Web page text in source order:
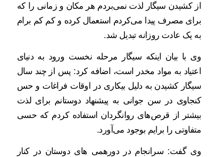
از کشیدن سیگار لذت نمی‌بردم هر مکان و زمانی را که
برای مصرف پیدا می‌کردم استعمال کرده و کم کم برام
به یک عادت روزانه تبدیل شد.
وی با بیان اینکه سیگار مرحله نخست ورود به دنیای
اعتیاد به مواد مخدر است، اضافه کرد: پس از چند سال
سیگار کشیدن به دلیل بیکاری در اوقات فراغات و حس
کنجاوی در سن جوانی به پیشنهاد دوستانم برای لذت
بیشتر از قرص‌های روانگردان استفاده کردم که حسی
متفاوتی را برایم بوجود می‌آورد.
وی گفت: سرانجام در دورهمی های دوستان در کنار